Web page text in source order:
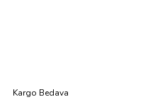
Kargo Bedava